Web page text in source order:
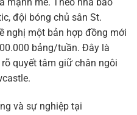
đội bóng chủ sân St.
nghị một bản hợp đồng mới
bảng/tuần. Đây là
quyết tâm giữ chân ngôi
và sự nghiệp tại